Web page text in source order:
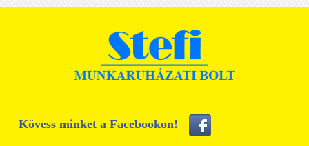
Kövess minket a Facebookon!